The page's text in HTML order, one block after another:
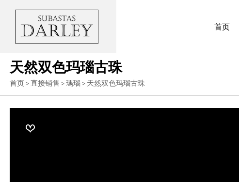
首页
天然双色玛瑙古珠
首页>直接销售 >瑪瑙 > 天然双色玛瑙古珠